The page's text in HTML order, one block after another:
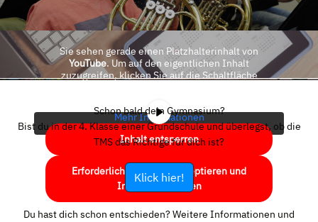
Sie sehen gerade einen Platzhalterinhalt von
YouTube. Um auf den eigentlichen Inhalt
zuzugreifen, klicken Sie auf die Schaltfläche
Mehr Informationen
Inhalt entsperren
Erforderlichen Service akzeptieren und
Inhalte entsperren
Schon bald dein Gymnasium?
Bist du in der 4. Klasse einer Grundschule und überlegst, ob die
TMS das Richtige für dich ist?
Klick hier!
Du hast dich schon entschieden? Weitere Informationen und